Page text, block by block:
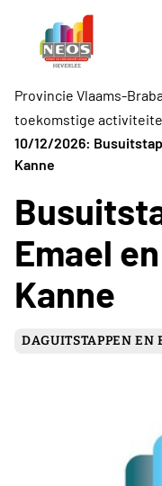
Provincie Vlaams-
toekomstige
10/12/2026:
Kanne
Emael
Kanne
DAGUITSTAPPEN EN